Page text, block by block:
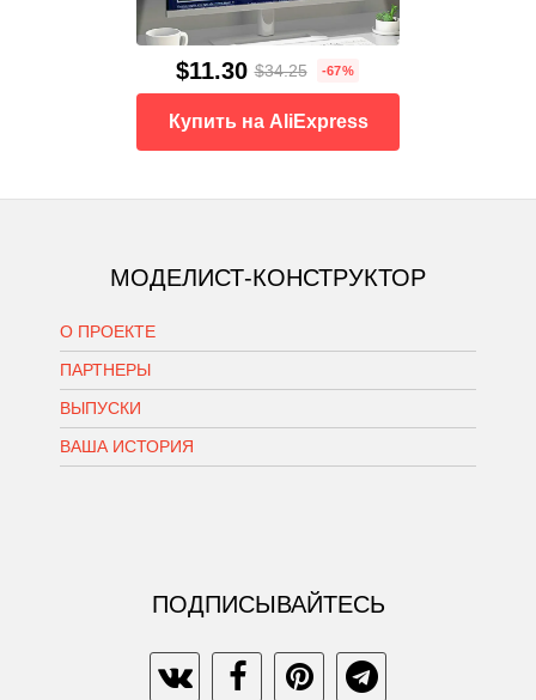
$11.30 $34.25 -67%
Купить на AliExpress
МОДЕЛИСТ-КОНСТРУКТОР
О ПРОЕКТЕ
ПАРТНЕРЫ
ВЫПУСКИ
ВАША ИСТОРИЯ
ПОДПИСЫВАЙТЕСЬ